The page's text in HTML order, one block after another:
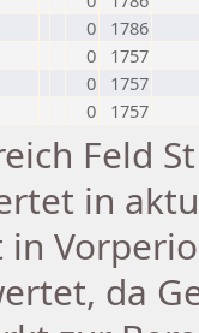
0
1786
0
1757
0
1757
0 1757
Feld
in
da